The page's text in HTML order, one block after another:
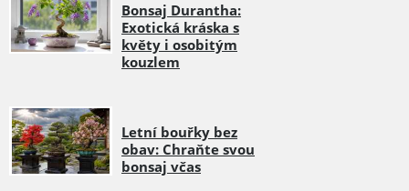
Bonsaj Durantha:
Exotická kráska s
květy i osobitým
kouzlem
Letní bouřky bez
obav: Chraňte svou
bonsaj včas